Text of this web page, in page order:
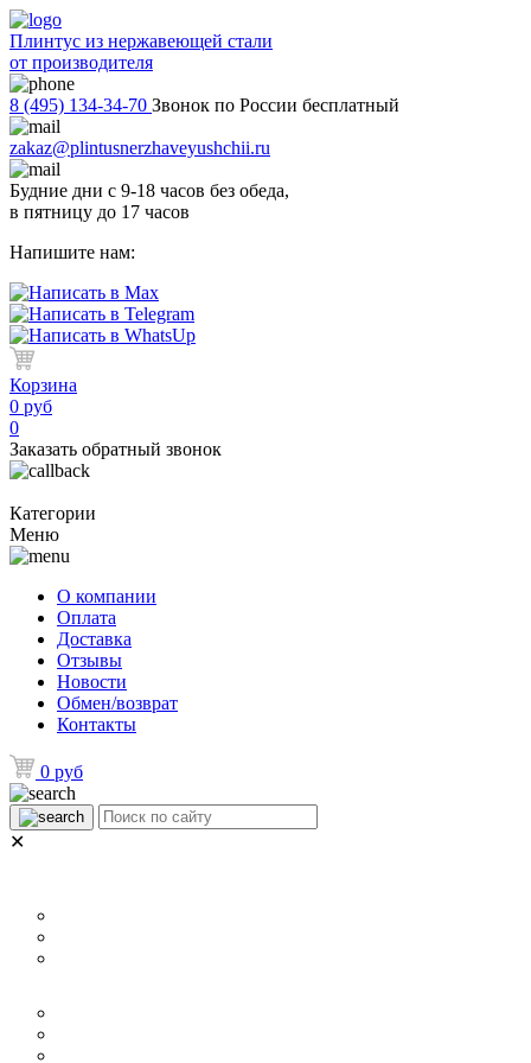
Плинтус из нержавеющей стали
от производителя
8 (495) 134-34-70 Звонок по России бесплатный
zakaz@plintusnerzhaveyushchii.ru
Будние дни с 9-18 часов без обеда,
в пятницу до 17 часов
Напишите нам:
Корзина
0 руб
0
Заказать обратный звонок
Категории
Меню
О компании
Оплата
Доставка
Отзывы
Новости
Обмен/возврат
Контакты
0 руб
✕